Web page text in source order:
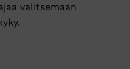
valitsemaan